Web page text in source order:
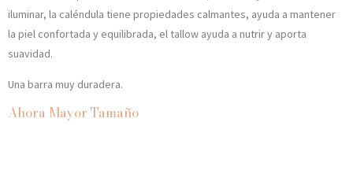
iluminar, la caléndula tiene propiedades calmantes, ayuda a mantener
la piel confortada y equilibrada, el tallow ayuda a nutrir y aporta
suavidad.
Una barra muy duradera.
Ahora Mayor Tamaño